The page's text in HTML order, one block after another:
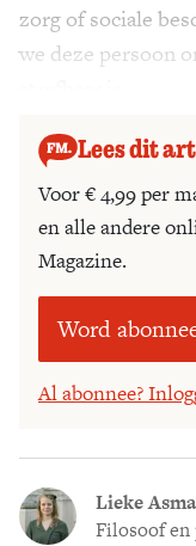
zorg of sociale
we deze persoon
Lees dit
Voor € 4,99 per
en alle andere
Magazine.
Word
Al abonnee?
Lieke Asma
Filosoof en